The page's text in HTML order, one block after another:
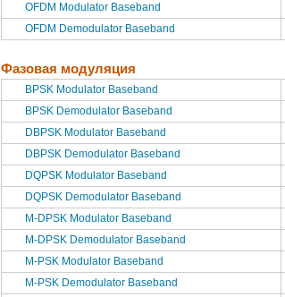
OFDM Modulator Baseband
OFDM Demodulator Baseband
Фазовая модуляция
BPSK Modulator Baseband
BPSK Demodulator Baseband
DBPSK Modulator Baseband
DBPSK Demodulator Baseband
DQPSK Modulator Baseband
DQPSK Demodulator Baseband
M-DPSK Modulator Baseband
M-DPSK Demodulator Baseband
M-PSK Modulator Baseband
M-PSK Demodulator Baseband